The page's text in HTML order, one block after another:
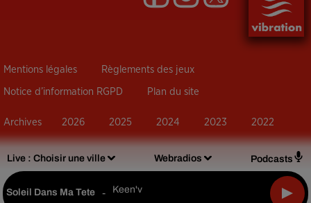
Live : Choisir une ville Webradios Podcasts
Soleil Dans Ma Tete - Keen'v
Mentions légales Règlements des jeux
Notice d’information RGPD Plan du site
Archives 2026 2025 2024 2023 2022